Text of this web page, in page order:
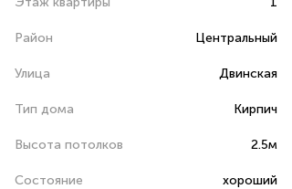
Район Центральный
Улица Двинская
Тип дома Кирпич
Высота потолков 2.5м
Состояние хороший